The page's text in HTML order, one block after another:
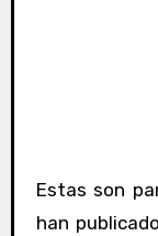
Estas son
han